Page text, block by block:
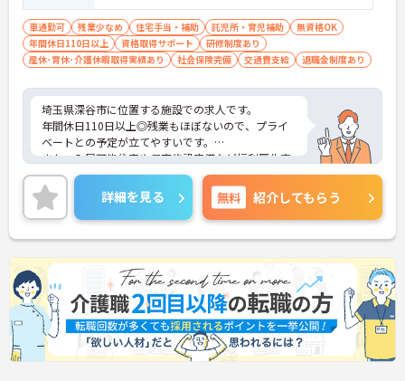
車通勤可 残業少なめ 住宅手当・補助 託児所・育児補助
無資格OK
年間休日110日以上
資格取得サポート
研修制度あり
産休･育休･介護休暇取得実績あり
社会保険完備 交通費支給 退職金制度あり
埼玉県深谷市に位置する施設での求人です。
年間休日110日以上◎残業もほぼないので、プライ
ベートとの予定が立てやすいです。
また、入居可能住宅や保育施設完備など福利厚生充
実です。
ご興味のある方は、お気軽にお問い合わせくださ
い。
詳細を見る 無料 紹介してもらう